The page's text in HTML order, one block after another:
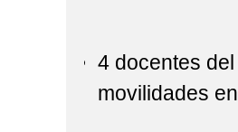
4 docentes
movilidades